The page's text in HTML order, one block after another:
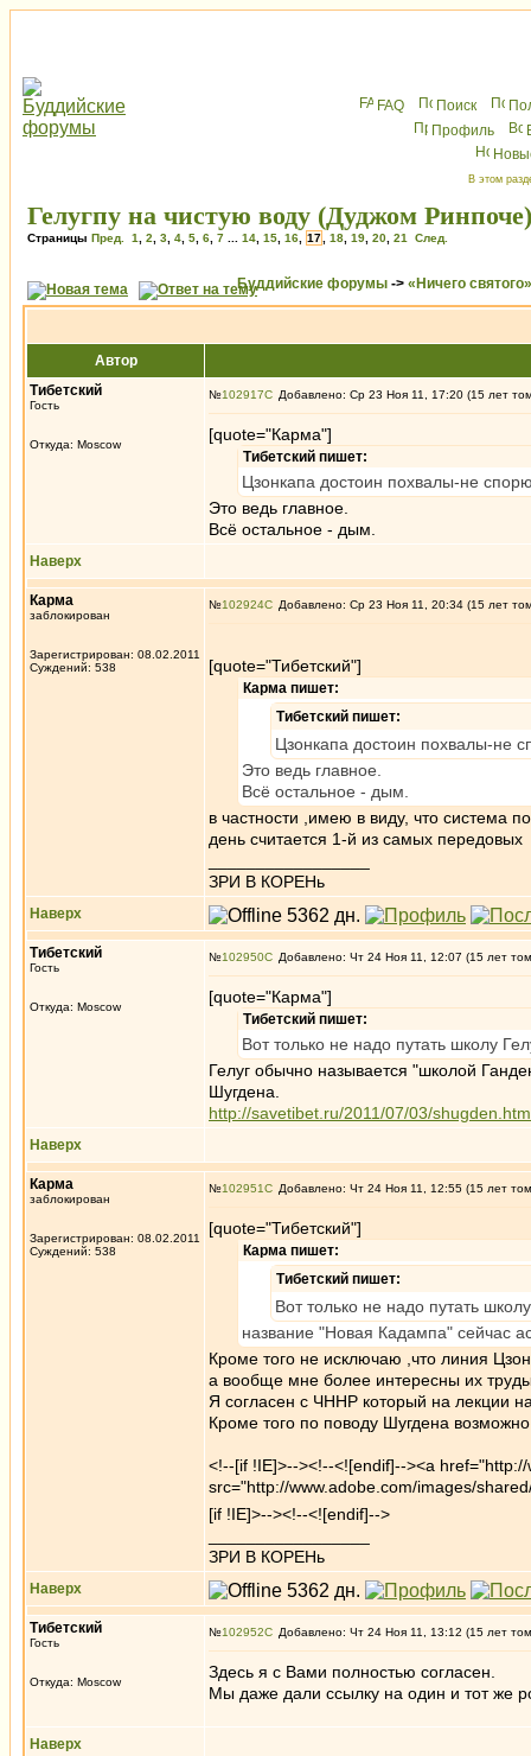
FAQ Поиск
Профиль
В этом
Гелугпу на чистую воду (Дуджом Ринпоче)
Страницы Пред. 1 2 3 4 5 6 7 14 15 16 17 18 19 20 21 След.
Буддийские форумы -> «Ничего святого»
Автор
Тибетский
Гость
Откуда: Moscow
№102917 Добавлено: Ср 23 Ноя 11, 17:20 (15 лет
[quote="Карма"]
Тибетский пишет:
Цзонкапа достоин похвалы-не
Это ведь главное.
Всё остальное - дым.
Наверх
Карма
заблокирован
Зарегистрирован: 08.02.2011
Суждений: 538
№102924 Добавлено: Ср 23 Ноя 11, 20:34 (15 лет
[quote="Тибетский"]
Карма пишет:
Тибетский пишет:
Цзонкапа достоин похвалы-не
Это ведь главное.
Всё остальное - дым.
в частности ,имею в виду, что система
день считается 1-й из самых передовых
ЗРИ В КОРЕНь
Наверх
Тибетский
Гость
Откуда: Moscow
№102950 Добавлено: Чт 24 Ноя 11, 12:07 (15 лет
[quote="Карма"]
Тибетский пишет:
Вот только не надо путать школу
Гелуг обычно называется "школой
Шугдена.
http://savetibet.ru/2011/07/03/
Наверх
Карма
заблокирован
Зарегистрирован: 08.02.2011
Суждений: 538
№102951 Добавлено: Чт 24 Ноя 11, 12:55 (15 лет
[quote="Тибетский"]
Карма пишет:
Тибетский пишет:
Вот только не надо путать
название "Новая Кадампа" сейчас
Кроме того не исключаю ,что линия
а вообще мне более интересны их
Я согласен с ЧННР который на лекции
Кроме того по поводу Шугдена
<!--[if !IE]>--><!--<![endif]--><a
src="http://www.adobe.com/images/
[if !IE]>--><!--<![endif]-->
ЗРИ В КОРЕНь
Наверх
Тибетский
Гость
Откуда: Moscow
№102952 Добавлено: Чт 24 Ноя 11, 13:12 (15 лет
Здесь я с Вами полностью согласен.
Мы даже дали ссылку на один и тот же
Наверх